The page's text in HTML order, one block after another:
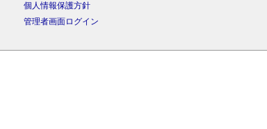
個人情報保護方針
管理者画面ログイン